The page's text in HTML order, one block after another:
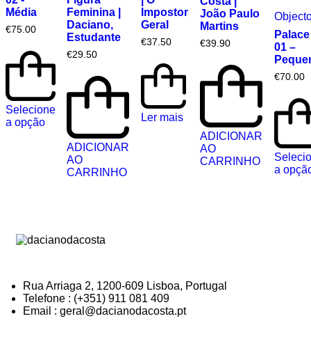
Média
€75.00
Selecione
a opção
Feminina |
Daciano,
Estudante
€29.50
ADICIONAR
AO
CARRINHO
Impostor
Geral
€37.50
Ler mais
João Paulo
Martins
€39.90
ADICIONAR
AO
CARRINHO
Palace
01 –
€70.00
a
Rua Arriaga 2, 1200-609 Lisboa, Portugal
Telefone : (+351) 911 081 409
Email : geral@dacianodacosta.pt